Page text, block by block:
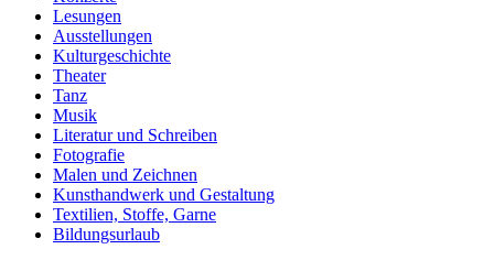
Lesungen
Ausstellungen
Kulturgeschichte
Theater
Tanz
Musik
Literatur und Schreiben
Fotografie
Malen und Zeichnen
Kunsthandwerk und Gestaltung
Textilien, Stoffe, Garne
Bildungsurlaub